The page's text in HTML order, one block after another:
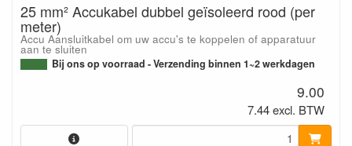
25 mm² Accukabel dubbel geïsoleerd rood (per
meter)
Accu Aansluitkabel om uw accu's te koppelen of apparatuur
aan te sluiten
Bij ons op voorraad - Verzending binnen 1~2 werkdagen
9.00
7.44 excl. BTW